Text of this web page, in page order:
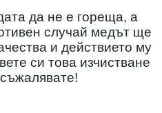
да не е гореща, а
случай медът ще
и действието му
си това изчистване